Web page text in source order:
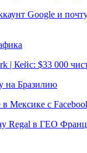
Google и
| Кейс: $33 000
на Бразилию
Мексике с
Regal в ГЕО